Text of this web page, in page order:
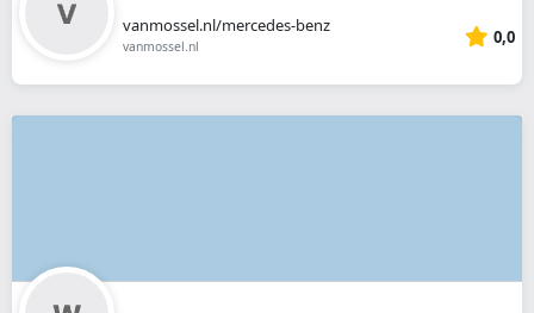
vanmossel.nl/mercedes-benz
vanmossel.nl 0,0